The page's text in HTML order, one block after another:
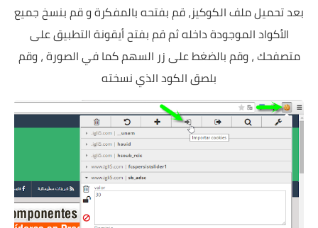
بعد تحميل ملف الكوكيز،قم بفتحه بالمفكرةوقم بنسخ جميع
الأكواد الموجودة داخله ثم قم بفتح أيقونةالتطبيقعلى
متصفحك ، وقم بالضغط على زر السهم كما في الصورة ، وقم
بلصق الكود الذي نسخته